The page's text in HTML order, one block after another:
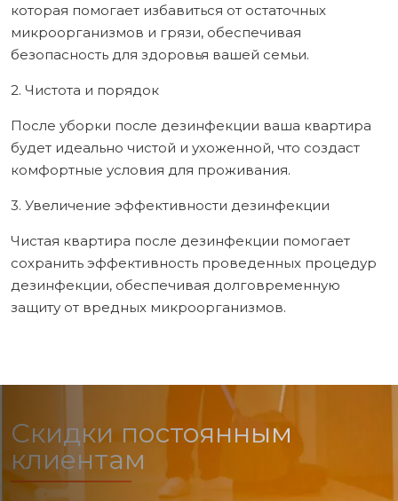
которая помогает избавиться от остаточных
микроорганизмов и грязи, обеспечивая
безопасность для здоровья вашей семьи.
2. Чистота и порядок
После уборки после дезинфекции ваша квартира
будет идеально чистой и ухоженной, что создаст
комфортные условия для проживания.
3. Увеличение эффективности дезинфекции
Чистая квартира после дезинфекции помогает
сохранить эффективность проведенных процедур
дезинфекции, обеспечивая долговременную
защиту от вредных микроорганизмов.
Скидки постоянным
клиентам